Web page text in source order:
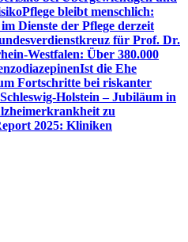
Pflege bleibt menschlich:
Dienste der Pflege derzeit
für Prof. Dr.
Westfalen: Über 380.000
Ist die Ehe
Fortschritte bei riskanter
Holstein – Jubiläum in
zu
2025: Kliniken